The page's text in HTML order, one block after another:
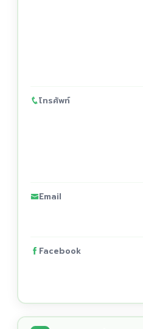
โทรศัพท์
Email
Facebook